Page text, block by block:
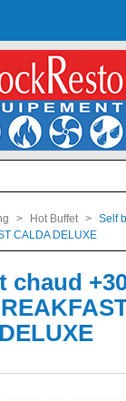
> Hot Buffet > Self
CALDA DELUXE
chaud
DELUXE